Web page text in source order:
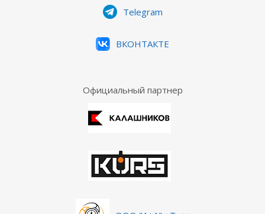
Telegram
ВКОНТАКТЕ
Официальный партнер